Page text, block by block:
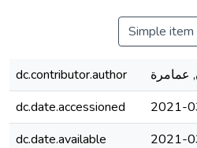
Simple item
dc.contributor.author
عمامرة
dc.date.accessioned
2021-
dc.date.available
2021-